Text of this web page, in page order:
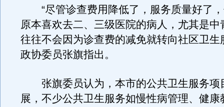
“尽管诊查费用降低了，服务质量好了，
原本喜欢去二、三级医院的病人，尤其是中
往往不会因为诊查费的减免就转向社区卫生
政协委员张旗指出。
张旗委员认为，本市的公共卫生服务项
展，不少公共卫生服务如慢性病管理、健康